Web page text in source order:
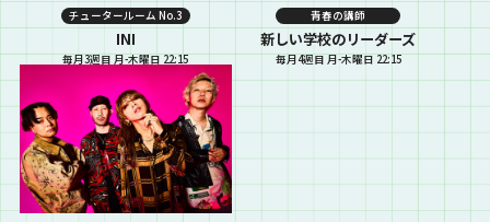
チュータールーム No.3
INI
毎月3週目 月-木曜日 22:15
青春の講師
新しい学校のリーダーズ
毎月4週目 月-木曜日 22:15